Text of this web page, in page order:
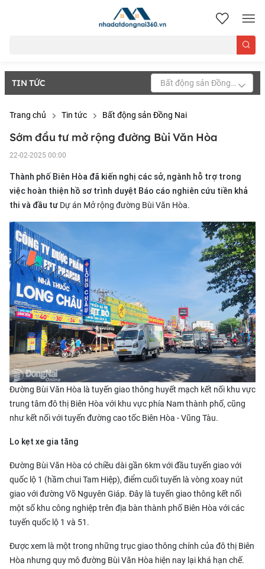
nhadatdongnai360.vn
TIN TỨC Bất động sản Đồng Nai
Trang chủ Tin tức Bất động sản Đồng Nai
Sớm đầu tư mở rộng đường Bùi Văn Hòa
22-02-2025 00:00
Thành phố Biên Hòa đã kiến nghị các sở, ngành hỗ trợ trong
việc hoàn thiện hồ sơ trình duyệt Báo cáo nghiên cứu tiền khả
thi và đầu tư Dự án Mở rộng đường Bùi Văn Hòa.
Đường Bùi Văn Hòa là tuyến giao thông huyết mạch kết nối khu vực
trung tâm đô thị Biên Hòa với khu vực phía Nam thành phố, cũng
như kết nối với tuyến đường cao tốc Biên Hòa - Vũng Tàu.
Lo kẹt xe gia tăng
Đường Bùi Văn Hòa có chiều dài gần 6km với đầu tuyến giao với
quốc lộ 1 (hầm chui Tam Hiệp), điểm cuối tuyến là vòng xoay nút
giao với đường Võ Nguyên Giáp. Đây là tuyến giao thông kết nối
một số khu công nghiệp trên địa bàn thành phố Biên Hòa với các
tuyến quốc lộ 1 và 51.
Được xem là một trong những trục giao thông chính của đô thị Biên
Hòa nhưng quy mô đường Bùi Văn Hòa hiện nay lại khá hạn chế.